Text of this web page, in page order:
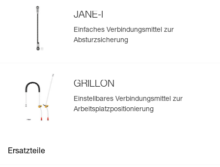
JANE-I
Einfaches Verbindungsmittel zur
Absturzsicherung
GRILLON
Einstellbares Verbindungsmittel zur
Arbeitsplatzpositionierung
Ersatzteile